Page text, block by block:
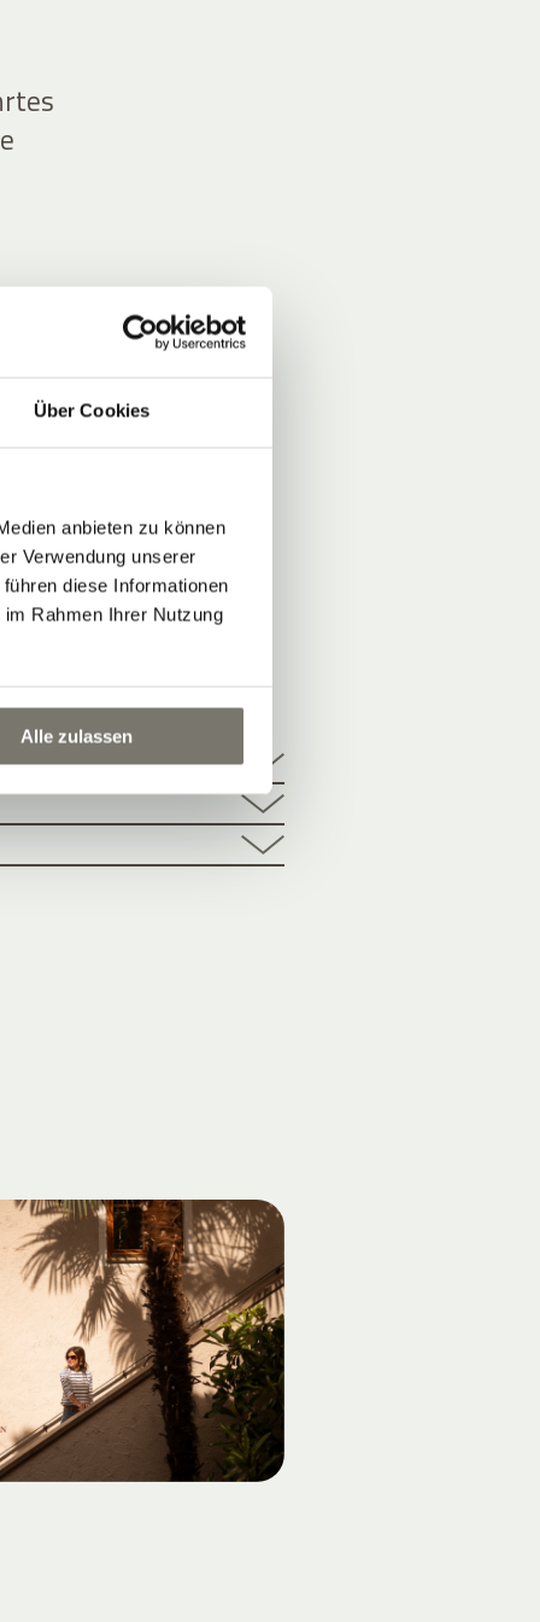
Über Cookies
anbieten zu können
Verwendung unserer
diese Informationen
Rahmen Ihrer Nutzung
Alle zulassen